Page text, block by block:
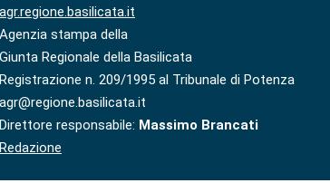
agr.regione.basilicata.it
Agenzia stampa della
Giunta Regionale della Basilicata
Registrazione n. 209/1995 al Tribunale di Potenza
agr@regione.basilicata.it
Direttore responsabile: Massimo Brancati
Redazione